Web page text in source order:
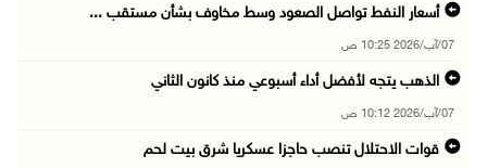
أسعار النفط تواصل الصعود وسط مخاوف بشأن مستقب ...
07/آب/2026 10:25 ص
الذهب يتجه لأفضل أداء أسبوعي منذ كانون الثاني
07/آب/2026 10:12 ص
قوات الاحتلال تنصب حاجزا عسكريا شرق بيت لحم